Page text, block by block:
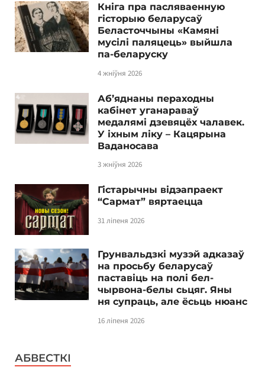
Кніга пра пасляваенную
гісторыю беларусаў
Беласточчыны «Камяні
мусілі паляцець» выйшла
па-беларуску
4 жніўня 2026
Аб’яднаны пераходны
кабінет уганараваў
медалямі дзевяцёх чалавек.
У іхным ліку – Кацярына
Ваданосава
3 жніўня 2026
Гістарычны відэапраект
“Сармат” вяртаецца
31 ліпеня 2026
Грунвальдзкі музэй адказаў
на просьбу беларусаў
паставіць на полі бел-
чырвона-белы сьцяг. Яны
ня супраць, але ёсьць нюанс
16 ліпеня 2026
АБВЕСТКІ